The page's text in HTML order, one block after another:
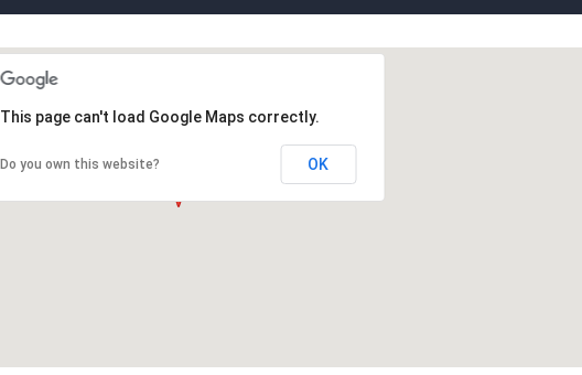
This page can't load Google Maps correctly.
Do you own this website? OK